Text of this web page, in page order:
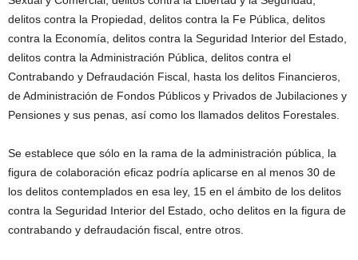
delitos contra la Propiedad, delitos contra la Fe Pública, delitos
contra la Economía, delitos contra la Seguridad Interior del Estado,
delitos contra la Administración Pública, delitos contra el
Contrabando y Defraudación Fiscal, hasta los delitos Financieros,
de Administración de Fondos Públicos y Privados de Jubilaciones y
Pensiones y sus penas, así como los llamados delitos Forestales.
Se establece que sólo en la rama de la administración pública, la
figura de colaboración eficaz podría aplicarse en al menos 30 de
los delitos contemplados en esa ley, 15 en el ámbito de los delitos
contra la Seguridad Interior del Estado, ocho delitos en la figura de
contrabando y defraudación fiscal, entre otros.